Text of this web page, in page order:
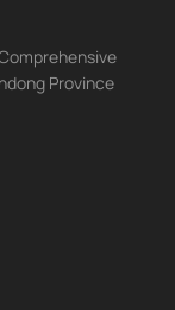
Province